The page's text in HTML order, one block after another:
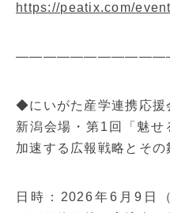
https://peatix.com/
◆にいがた産学連携応援
新潟会場・第1回「魅
加速する広報戦略とその
日時：2026年6月9日